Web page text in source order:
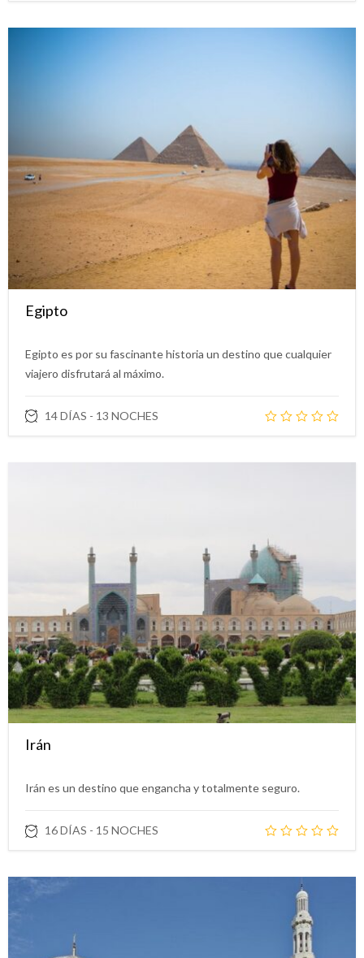
Egipto
Egipto es por su fascinante historia un destino que cualquier
viajero disfrutará al máximo.
14 DÍAS - 13 NOCHES
Irán
Irán es un destino que engancha y totalmente seguro.
16 DÍAS - 15 NOCHES